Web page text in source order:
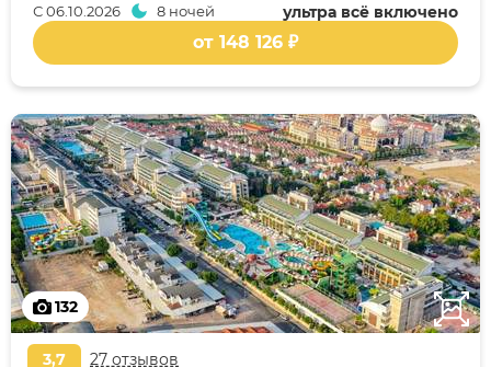
ультра всё включено
С06.10.2026 8 ночей
от 148 126 ₽
132
3,7 27 отзывов